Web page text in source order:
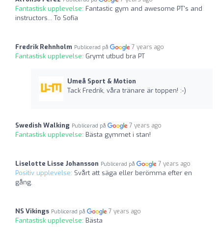
Fantastisk upplevelse: Fantastic gym and awesome PT's and
instructors... To Sofía
Fredrik Rehnholm Publicerad på 7 years ago
Fantastisk upplevelse: Grymt utbud bra PT
Umeå Sport & Motion
Tack Fredrik, våra tränare är toppen! :-)
Swedish Walking Publicerad på 7 years ago
Fantastisk upplevelse: Bästa gymmet i stan!
Liselotte Lisse Johansson Publicerad på 7 years ago
Positiv upplevelse: Svårt att säga eller berömma efter en
gång.
NS Vikings Publicerad på 7 years ago
Fantastisk upplevelse: Bästa